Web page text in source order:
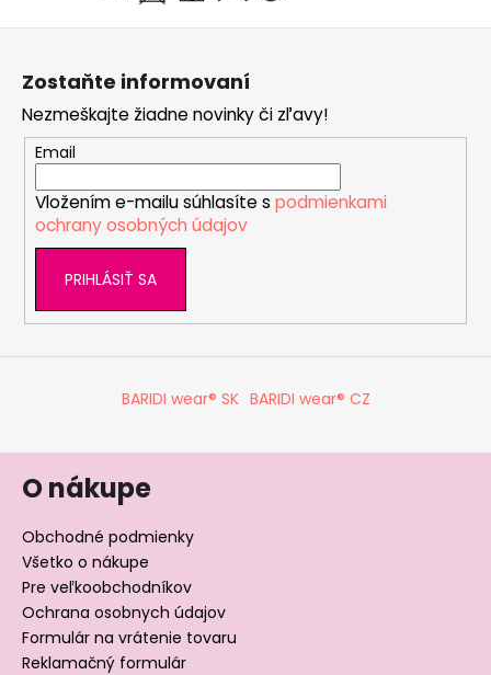
Zostaňte informovaní
Nezmeškajte žiadne novinky či zľavy!
Email
Vložením e-mailu súhlasíte s podmienkami
ochrany osobných údajov
PRIHLÁSIŤ SA
BARIDI wear® SK BARIDI wear® CZ
O nákupe
Obchodné podmienky
Všetko o nákupe
Pre veľkoobchodníkov
Ochrana osobnych údajov
Formulár na vrátenie tovaru
Reklamačný formulár